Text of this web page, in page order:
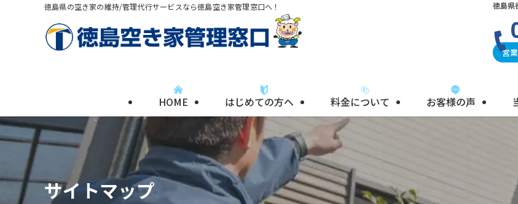
徳島県の空き家の維持/管理代行サービスなら徳島空き家管理窓口へ！
HOME はじめての方へ 料金について お客様の声
徳島県
営
サイトマップ